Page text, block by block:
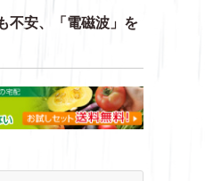
不安、「電磁波」を